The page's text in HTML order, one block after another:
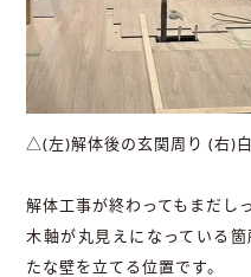
△(左)解体後の玄関周り (右)
解体工事が終わってもまだし
木軸が丸見えになっている
たな壁を立てる位置です。